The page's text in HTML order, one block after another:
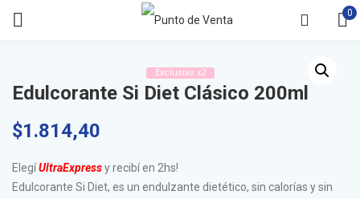
0
Exclusivo x2
Edulcorante Si Diet Clásico 200ml
$1.814,40
ElegíUltraExpressy recibí en 2hs!
Edulcorante Si Diet, es un endulzante dietético, sin calorías y sin